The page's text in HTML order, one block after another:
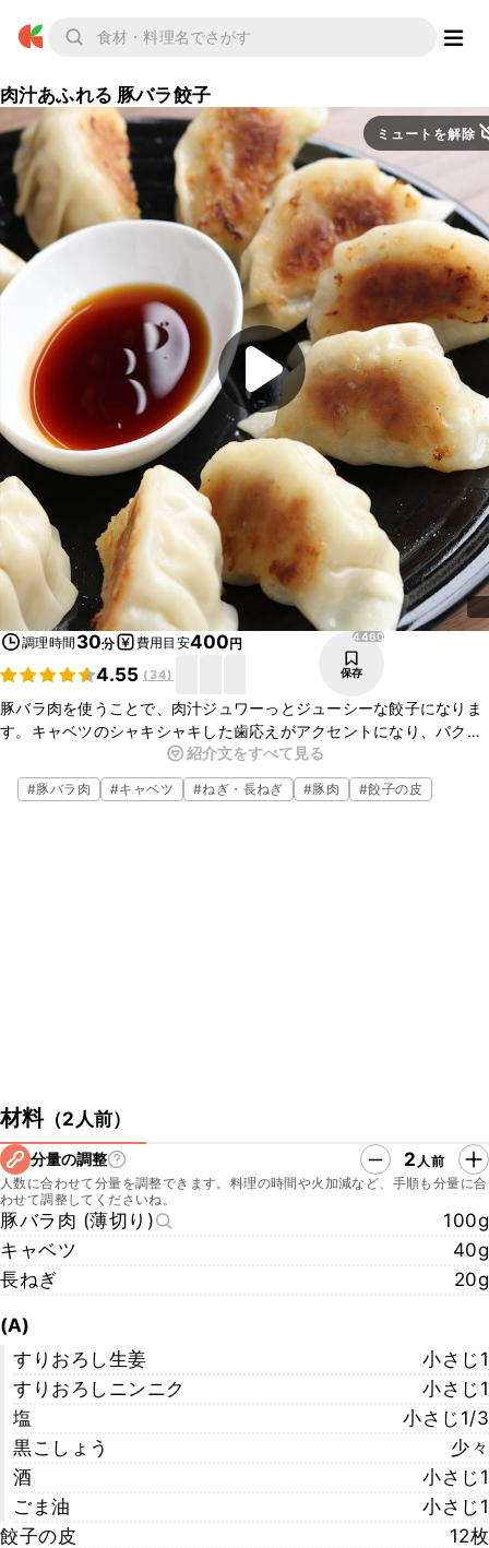
肉汁あふれる 豚バラ餃子
ミュートを解除
調理時間 30分 費用目安400円
4.55 ( 34)
4460
保存
豚バラ肉を使うことで、肉汁ジュワーっとジューシーな餃子になりま
す。キャベツのシャキシャキした歯応えがアクセントになり、パクパ
クと召し上がれます。いつもと違う、ボリューム感たっぷり、ジュー
シーな餃子はいかがですか。是非、お試しください。
紹介文をすべて見る
#豚バラ肉 #キャベツ #ねぎ・長ねぎ #豚肉 #餃子の皮
材料（2人前）
分量の調整 2 人前
人数に合わせて分量を調整できます。料理の時間や火加減など、手順も分量に合
わせて調整してくださいね。
豚バラ肉 (薄切り)
100g
キャベツ
40g
長ねぎ
20g
(A)
すりおろし生姜
小さじ1
すりおろしニンニク
小さじ1
塩
小さじ1/3
黒こしょう
少々
酒
小さじ1
ごま油
小さじ1
餃子の皮
12枚